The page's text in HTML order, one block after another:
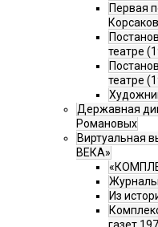
Первая
театре
театре
Державная
Романовых
Виртуальная
ВЕКА»
Из